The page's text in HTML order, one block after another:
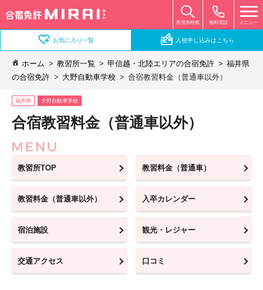
無料電話
教習所検索 メニュー
お気に入り一覧 入校申し込みはこちら
ホーム 教習所一覧 甲信越・北陸エリアの合宿免許
福井県
の合宿免許
大野自動車学校 合宿教習料金（普通車以外）
福井県 大野自動車学校
合宿教習料金（普通車以外）
教習所TOP 教習料金（普通車）
教習料金（普通車以外） 入卒カレンダー
宿泊施設 観光・レジャー
交通アクセス 口コミ